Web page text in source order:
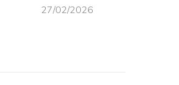
27/02/2026